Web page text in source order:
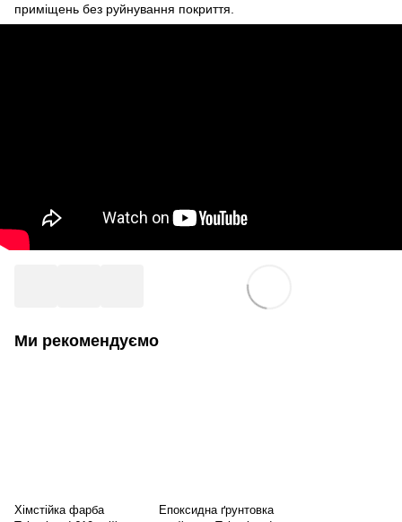
приміщень без руйнування покриття.
Ми рекомендуємо
Хімстійка фарба
Епоксидна ґрунтовка